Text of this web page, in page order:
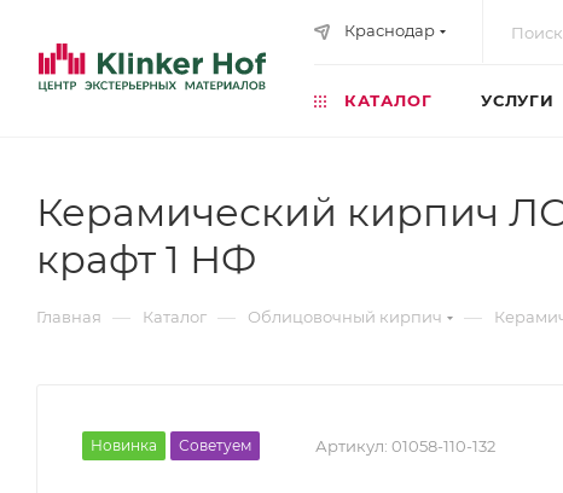
Краснодар
КАТАЛОГ УСЛУГИ
Керамический кирпич
крафт 1 НФ
Главная — Каталог — Облицовочный кирпич —
Новинка Советуем Артикул: 01058-110-132